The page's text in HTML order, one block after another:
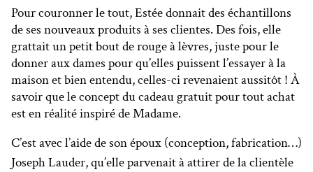
Pour couronner le tout, Estée donnait des échantillons
de ses nouveaux produits à ses clientes. Des fois, elle
grattait un petit bout de rouge à lèvres, juste pour le
donner aux dames pour qu’elles puissent l’essayer à la
maison et bien entendu, celles-ci revenaient aussitôt ! À
savoir que le concept du cadeau gratuit pour tout achat
est en réalité inspiré de Madame.
C’est avec l’aide de son époux (conception, fabrication…)
Joseph Lauder, qu’elle parvenait à attirer de la clientèle